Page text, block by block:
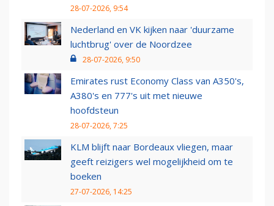
28-07-2026, 9:54
Nederland en VK kijken naar 'duurzame
luchtbrug' over de Noordzee
28-07-2026, 9:50
Emirates rust Economy Class van A350's,
A380's en 777's uit met nieuwe
hoofdsteun
28-07-2026, 7:25
KLM blijft naar Bordeaux vliegen, maar
geeft reizigers wel mogelijkheid om te
boeken
27-07-2026, 14:25